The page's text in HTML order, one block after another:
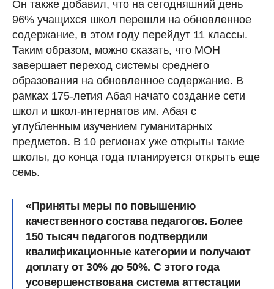
Он также добавил, что на сегодняшний день
96% учащихся школ перешли на обновленное
содержание, в этом году перейдут 11 классы.
Таким образом, можно сказать, что МОН
завершает переход системы среднего
образования на обновленное содержание. В
рамках 175-летия Абая начато создание сети
школ и школ-интернатов им. Абая с
углубленным изучением гуманитарных
предметов. В 10 регионах уже открыты такие
школы, до конца года планируется открыть еще
семь.
«Приняты меры по повышению
качественного состава педагогов. Более
150 тысяч педагогов подтвердили
квалификационные категории и получают
доплату от 30% до 50%. С этого года
усовершенствована система аттестации